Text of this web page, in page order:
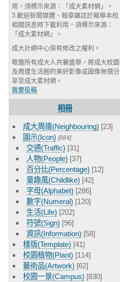
用，須標示來源：「成大素材網」。
3.歡迎新聞媒體、報章雜誌於報導本校
相關訊息時下載利用，須標示來源：
「成大素材網」。
成大計網中心保有修改之權利。
敬邀所有成大人共襄盛舉，將成大校園
及周遭生活圈的美好影像或圖像無償分
享至成大素材網。
我要投稿
相冊
成大周邊(Neighbouring) [23]
圖示(Icon) [884]
交通(Traffic) [31]
人物(People) [37]
百分比(Percentage) [12]
童趣風(Childlike) [42]
字母(Alphabet) [286]
數字(Numeral) [120]
生活(Life) [202]
符號(Sign) [96]
資訊(Information) [58]
樣版(Template) [41]
校園植物(Plant) [114]
藝術品(Artwork) [62]
校園一景(Campus) [830]